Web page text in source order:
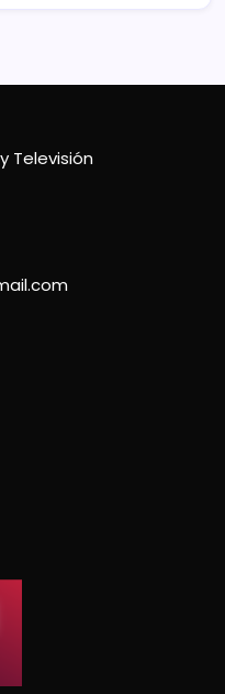
Televisión